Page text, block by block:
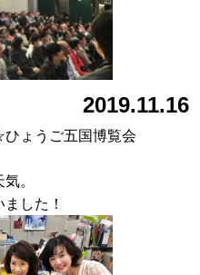
2019.11.16
ょうご五国博覧会
。
した！